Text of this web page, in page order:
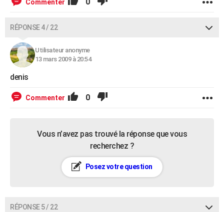
Commenter
RÉPONSE 4 / 22
Utilisateur anonyme
13 mars 2009 à 20:54
denis
Commenter 0
Vous n’avez pas trouvé la réponse que vous
recherchez ?
Posez votre question
RÉPONSE 5 / 22